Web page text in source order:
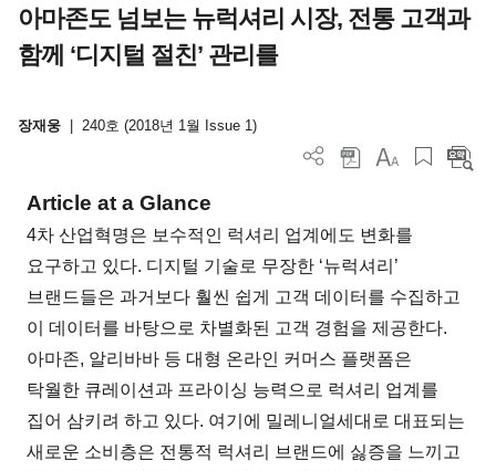
아마존도 넘보는 뉴럭셔리 시장, 전통 고객과
함께 ‘디지털 절친’ 관리를
장재웅 240호 (2018년 1월 Issue 1)
Article at a Glance
4차 산업혁명은 보수적인 럭셔리 업계에도 변화를
요구하고 있다. 디지털 기술로 무장한 ‘뉴럭셔리’
브랜드들은 과거보다 훨씬 쉽게 고객 데이터를 수집하고
이 데이터를 바탕으로 차별화된 고객 경험을 제공한다.
아마존, 알리바바 등 대형 온라인 커머스 플랫폼은
탁월한 큐레이션과 프라이싱 능력으로 럭셔리 업계를
집어 삼키려 하고 있다. 여기에 밀레니얼세대로 대표되는
새로운 소비층은 전통적 럭셔리 브랜드에 싫증을 느끼고